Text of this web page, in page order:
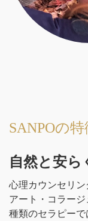
SANPOの特
自然と安ら
心理カウンセリン
アート・コラー
種類のセラピー